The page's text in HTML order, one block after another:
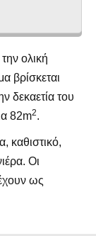
ολική
βρίσκεται
δεκαετία του
82m2.
καθιστικό,
Οι
ως